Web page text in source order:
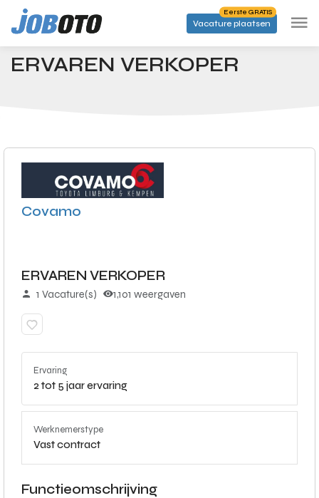
Skip to main content
Vacature plaatsen
Eerste GRATIS
Startpagina Banen ERVAREN VERKOPER
ERVAREN VERKOPER
Covamo
ERVAREN VERKOPER
1 Vacature(s) 1,101 weergaven
Ervaring
2 tot 5 jaar ervaring
Werknemerstype
Vast contract
Functieomschrijving